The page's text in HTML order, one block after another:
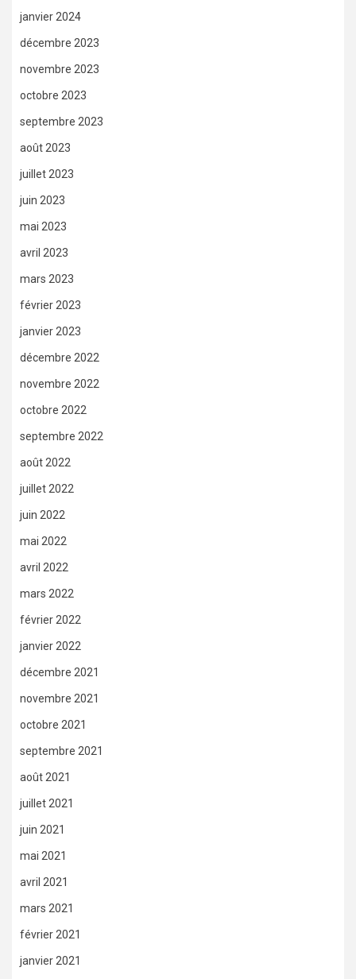
janvier 2024
décembre 2023
novembre 2023
octobre 2023
septembre 2023
août 2023
juillet 2023
juin 2023
mai 2023
avril 2023
mars 2023
février 2023
janvier 2023
décembre 2022
novembre 2022
octobre 2022
septembre 2022
août 2022
juillet 2022
juin 2022
mai 2022
avril 2022
mars 2022
février 2022
janvier 2022
décembre 2021
novembre 2021
octobre 2021
septembre 2021
août 2021
juillet 2021
juin 2021
mai 2021
avril 2021
mars 2021
février 2021
janvier 2021